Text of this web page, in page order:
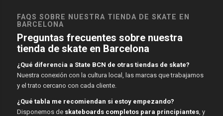
FAQS SOBRE NUESTRA TIENDA DE SKATE EN
BARCELONA
Preguntas frecuentes sobre nuestra
tienda de skate en Barcelona
¿Qué diferencia a State BCN de otras tiendas de skate?
Nuestra conexión con la cultura local, las marcas que trabajamos
y el trato cercano con cada cliente.
¿Qué tabla me recomiendan si estoy empezando?
Disponemos de skateboards completos para principiantes, y